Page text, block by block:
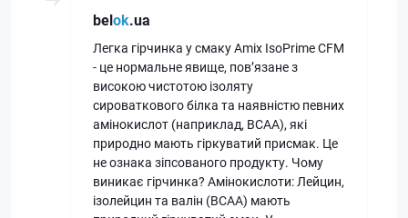
belok.ua
Легка гірчинка у смаку Amix IsoPrime CFM
- це нормальне явище, пов’язане з
високою чистотою ізоляту
сироваткового білка та наявністю певних
амінокислот (наприклад, BCAA), які
природно мають гіркуватий присмак. Це
не ознака зіпсованого продукту. Чому
виникає гірчинка? Амінокислоти: Лейцин,
ізолейцин та валін (BCAA) мають